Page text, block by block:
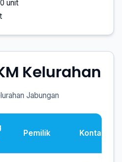
unit
Kelurahan
Jabungan
Pemilik Kontak